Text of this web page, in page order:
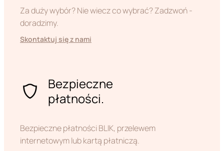
Za duży wybór? Nie wiecz co wybrać? Zadzwoń -
doradzimy.
Skontaktuj się z nami
Bezpieczne
płatności.
Bezpieczne płatności BLIK, przelewem
internetowym lub kartą płatniczą.